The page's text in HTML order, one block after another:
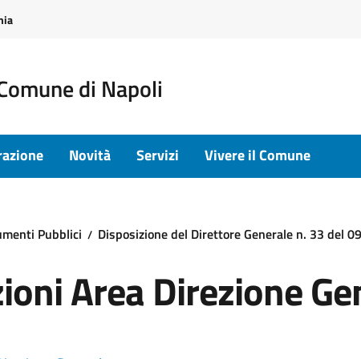
di Napoli
Novità Servizi Vivere il Comune
Pubblici Disposizione del Direttore Generale n. 33 del
Area Direzione